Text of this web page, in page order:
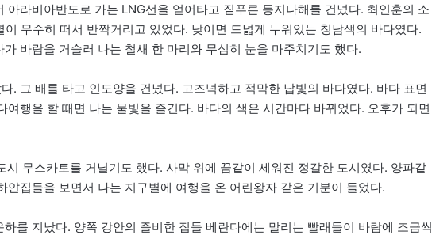
아라비아반도로 가는 LNG선을 얻어타고 짙푸른 동지나해를 건넜다. 최인훈의 소
무수히 떠서 반짝거리고 있었다. 낮이면 드넓게 누워있는 청남색의 바다였다.
바람을 거슬러 나는 철새 한 마리와 무심히 눈을 마주치기도 했다.
. 그 배를 타고 인도양을 건넜다. 고즈넉하고 적막한 납빛의 바다였다. 바다 표면
여행을 할 때면 나는 물빛을 즐긴다. 바다의 색은 시간마다 바뀌었다. 오후가 되면
무스카토를 거닐기도 했다. 사막 위에 꿈같이 세워진 정갈한 도시였다. 양파같
얀집들을 보면서 나는 지구별에 여행을 온 어린왕자 같은 기분이 들었다.
를 지났다. 양쪽 강안의 즐비한 집들 베란다에는 말리는 빨래들이 바람에 조금씩